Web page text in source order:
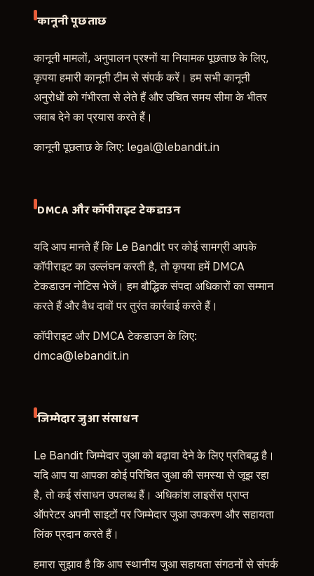
कानूनी पूछताछ
कानूनी मामलों, अनुपालन प्रश्नों या नियामक पूछताछ के लिए,
कृपया हमारी कानूनी टीम से संपर्क करें। हम सभी कानूनी
अनुरोधों को गंभीरता से लेते हैं और उचित समय सीमा के भीतर
जवाब देने का प्रयास करते हैं।
कानूनी पूछताछ के लिए: legal@lebandit.in
DMCA और कॉपीराइट टेकडाउन
यदि आप मानते हैं कि Le Bandit पर कोई सामग्री आपके
कॉपीराइट का उल्लंघन करती है, तो कृपया हमें DMCA
टेकडाउन नोटिस भेजें। हम बौद्धिक संपदा अधिकारों का सम्मान
करते हैं और वैध दावों पर तुरंत कार्रवाई करते हैं।
कॉपीराइट और DMCA टेकडाउन के लिए:
dmca@lebandit.in
जिम्मेदार जुआ संसाधन
Le Bandit जिम्मेदार जुआ को बढ़ावा देने के लिए प्रतिबद्ध है।
यदि आप या आपका कोई परिचित जुआ की समस्या से जूझ रहा
है, तो कई संसाधन उपलब्ध हैं। अधिकांश लाइसेंस प्राप्त
ऑपरेटर अपनी साइटों पर जिम्मेदार जुआ उपकरण और सहायता
लिंक प्रदान करते हैं।
हमारा सुझाव है कि आप स्थानीय जुआ सहायता संगठनों से संपर्क